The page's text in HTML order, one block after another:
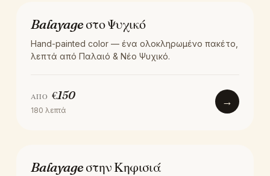
ΧΡΏΜΑ
Balayage στο Ψυχικό
Hand-painted color — ένα ολοκληρωμένο πακέτο,
λεπτά από Παλαιό & Νέο Ψυχικό.
ΑΠΌ €150
180 λεπτά
→
ΧΡΏΜΑ
Balayage στην Κηφισιά